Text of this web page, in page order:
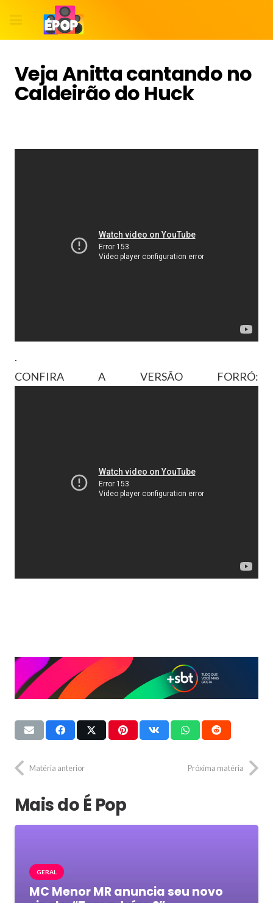
Veja Anitta cantando no
Caldeirão do Huck
.
CONFIRA A VERSÃO FORRÓ:
Matéria anterior Próxima matéria
Mais do É Pop
GERAL
MC Menor MR anuncia seu novo